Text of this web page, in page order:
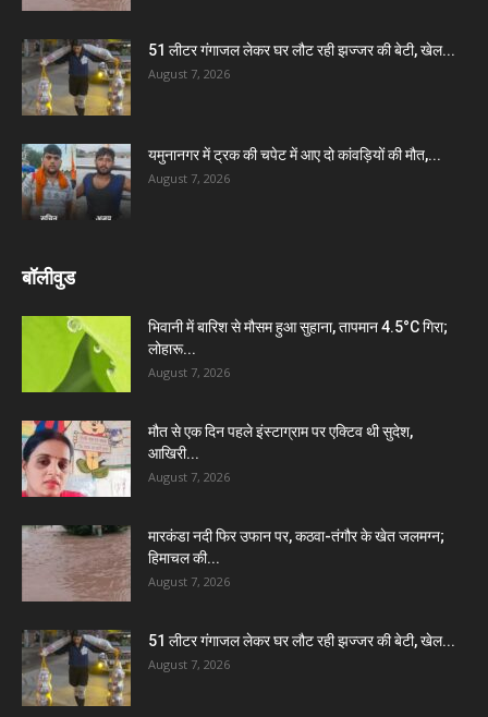
51 लीटर गंगाजल लेकर घर लौट रही झज्जर की बेटी, खेल...
August 7, 2026
यमुनानगर में ट्रक की चपेट में आए दो कांवड़ियों की मौत,...
August 7, 2026
बॉलीवुड
भिवानी में बारिश से मौसम हुआ सुहाना, तापमान 4.5°C गिरा;
लोहारू...
August 7, 2026
मौत से एक दिन पहले इंस्टाग्राम पर एक्टिव थी सुदेश,
आखिरी...
August 7, 2026
मारकंडा नदी फिर उफान पर, कठवा-तंगौर के खेत जलमग्न;
हिमाचल की...
August 7, 2026
51 लीटर गंगाजल लेकर घर लौट रही झज्जर की बेटी, खेल...
August 7, 2026